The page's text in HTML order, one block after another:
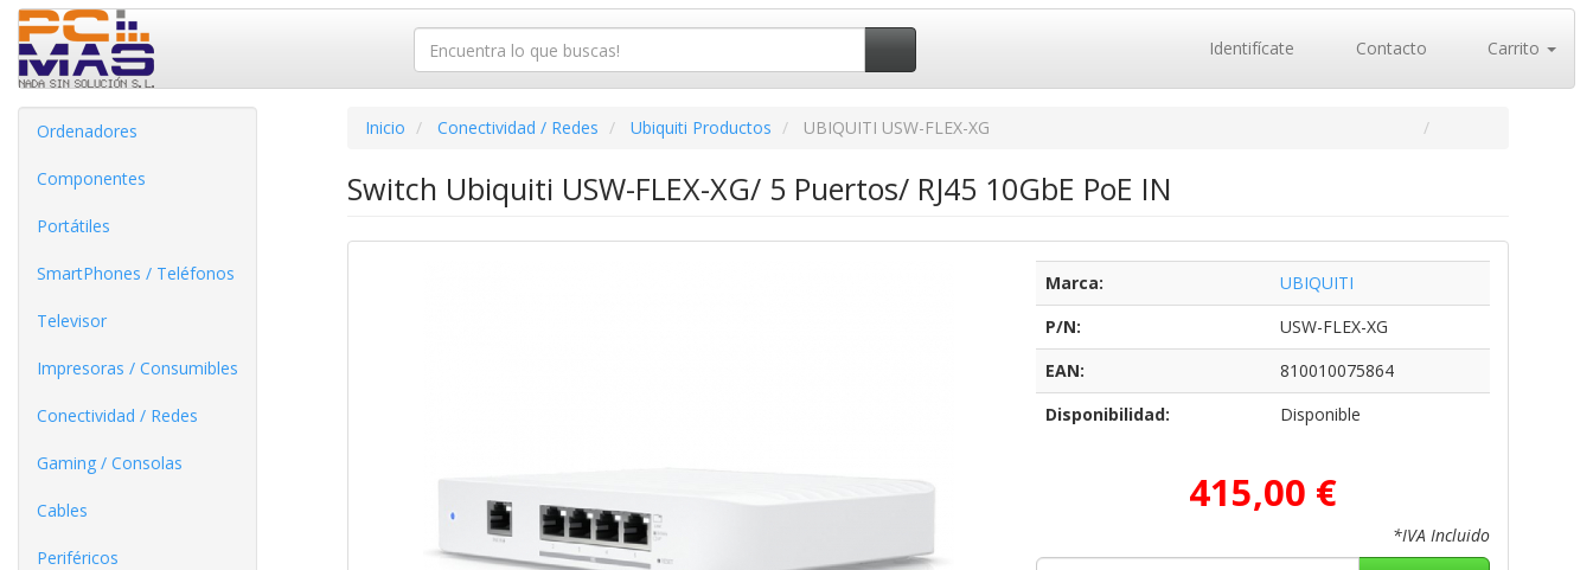
Identifícate Contacto Carrito
Ordenadores
Componentes
Portátiles
SmartPhones / Teléfonos
Televisor
Impresoras / Consumibles
Conectividad / Redes
Gaming / Consolas
Cables
Periféricos
Inicio Conectividad / Redes Ubiquiti Productos UBIQUITI USW-FLEX-XG
Switch Ubiquiti USW-FLEX-XG/ 5 Puertos/ RJ45 10GbE PoE IN
Marca:
UBIQUITI
P/N:
USW-FLEX-XG
EAN:
810010075864
Disponibilidad:
Disponible
415,00 €
*IVA Incluido